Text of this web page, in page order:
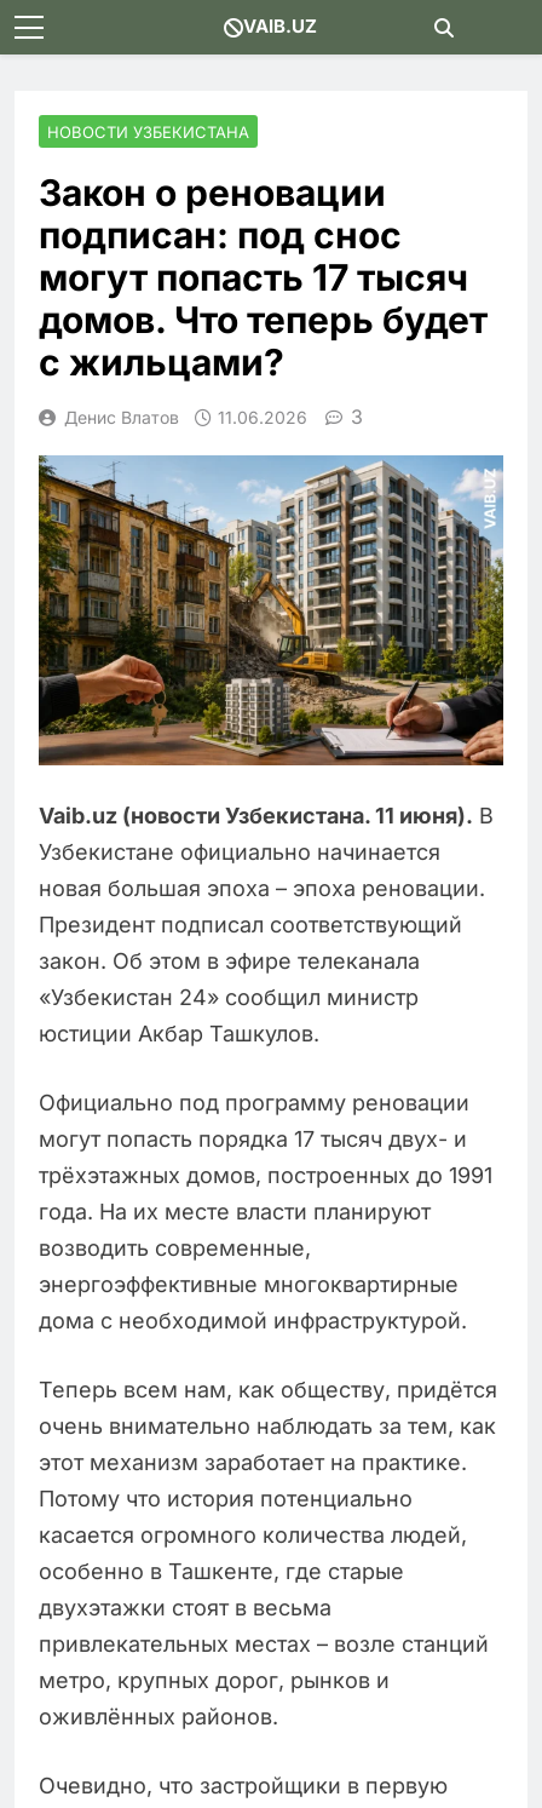
Skip
to
VAIB.UZ
НОВОСТИ УЗБЕКИСТАНА
Закон о реновации
подписан: под снос
могут попасть 17 тысяч
домов. Что теперь будет
с жильцами?
Денис Влатов 11.06.2026 3
Vaib.uz (новости Узбекистана. 11 июня). В
Узбекистане официально начинается
новая большая эпоха – эпоха реновации.
Президент подписал соответствующий
закон. Об этом в эфире телеканала
«Узбекистан 24» сообщил министр
юстиции Акбар Ташкулов.
Официально под программу реновации
могут попасть порядка 17 тысяч двух- и
трёхэтажных домов, построенных до 1991
года. На их месте власти планируют
возводить современные,
энергоэффективные многоквартирные
дома с необходимой инфраструктурой.
Теперь всем нам, как обществу, придётся
очень внимательно наблюдать за тем, как
этот механизм заработает на практике.
Потому что история потенциально
касается огромного количества людей,
особенно в Ташкенте, где старые
двухэтажки стоят в весьма
привлекательных местах – возле станций
метро, крупных дорог, рынков и
оживлённых районов.
Очевидно, что застройщики в первую